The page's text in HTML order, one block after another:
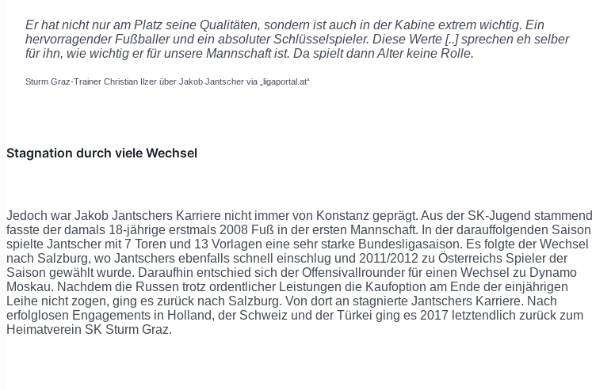
Er hat nicht nur am Platz seine Qualitäten, sondern ist auch in der Kabine extrem wichtig. Ein
hervorragender Fußballer und ein absoluter Schlüsselspieler. Diese Werte [..] sprechen eh selber
für ihn, wie wichtig er für unsere Mannschaft ist. Da spielt dann Alter keine Rolle.
Sturm Graz-Trainer Christian Ilzer über Jakob Jantscher via „ligaportal.at“
Stagnation durch viele Wechsel
Jedoch war Jakob Jantschers Karriere nicht immer von Konstanz geprägt. Aus der SK-Jugend stammend
fasste der damals 18-jährige erstmals 2008 Fuß in der ersten Mannschaft. In der darauffolgenden Saison
spielte Jantscher mit 7 Toren und 13 Vorlagen eine sehr starke Bundesligasaison. Es folgte der Wechsel
nach Salzburg, wo Jantschers ebenfalls schnell einschlug und 2011/2012 zu Österreichs Spieler der
Saison gewählt wurde. Daraufhin entschied sich der Offensivallrounder für einen Wechsel zu Dynamo
Moskau. Nachdem die Russen trotz ordentlicher Leistungen die Kaufoption am Ende der einjährigen
Leihe nicht zogen, ging es zurück nach Salzburg. Von dort an stagnierte Jantschers Karriere. Nach
erfolglosen Engagements in Holland, der Schweiz und der Türkei ging es 2017 letztendlich zurück zum
Heimatverein SK Sturm Graz.